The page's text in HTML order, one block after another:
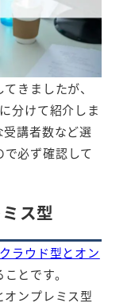
きましたが、
分けて紹介しま
講者数など選
必ず確認して
ス型
クラウド型とオン
とです。
ンプレミス型